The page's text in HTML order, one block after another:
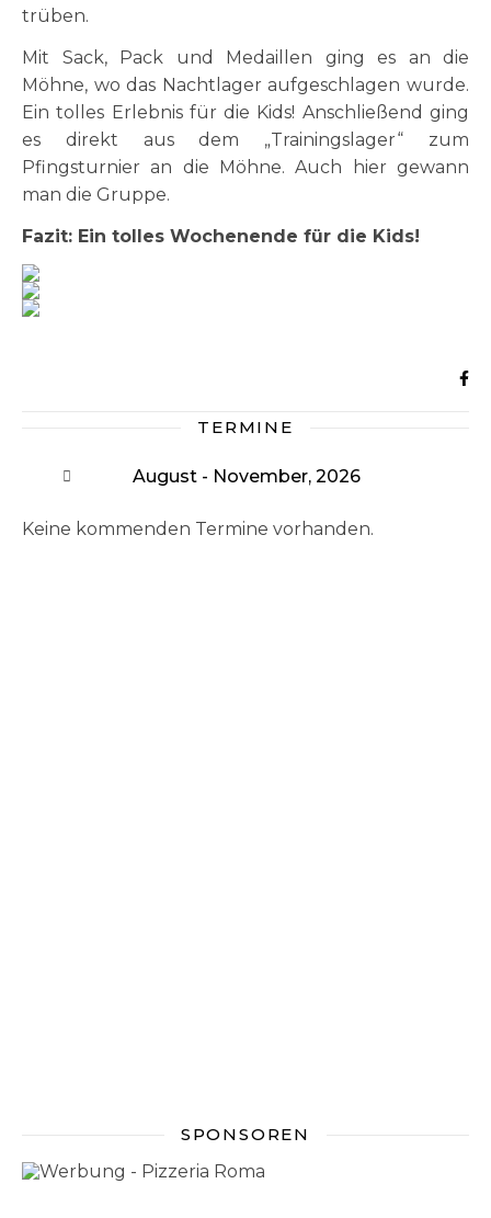
trüben.
Mit Sack, Pack und Medaillen ging es an die
Möhne, wo das Nachtlager aufgeschlagen wurde.
Ein tolles Erlebnis für die Kids! Anschließend ging
es direkt aus dem „Trainingslager“ zum
Pfingsturnier an die Möhne. Auch hier gewann
man die Gruppe.
Fazit: Ein tolles Wochenende für die Kids!
TERMINE
August - November, 2026
Keine kommenden Termine vorhanden.
SPONSOREN